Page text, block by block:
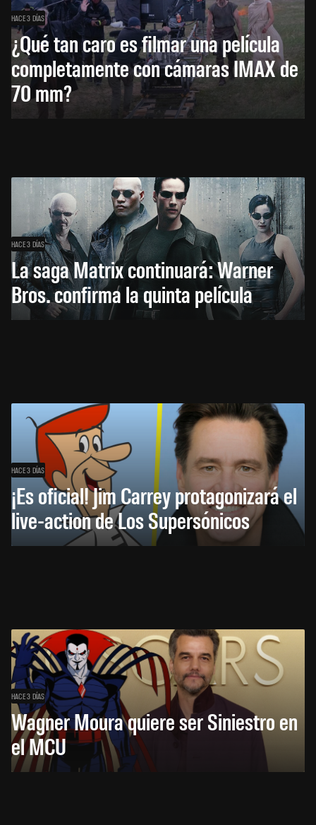
HACE 3 DÍAS
¿Qué tan caro es filmar una película
completamente con cámaras IMAX de
70 mm?
HACE 3 DÍAS
La saga Matrix continuará: Warner
Bros. confirma la quinta película
HACE 3 DÍAS
¡Es oficial! Jim Carrey protagonizará el
live-action de Los Supersónicos
HACE 3 DÍAS
Wagner Moura quiere ser Siniestro en
el MCU